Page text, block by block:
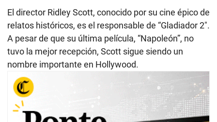
El director Ridley Scott, conocido por su cine épico de
relatos históricos, es el responsable de “Gladiador 2″.
A pesar de que su última película, “Napoleón”, no
tuvo la mejor recepción, Scott sigue siendo un
nombre importante en Hollywood.